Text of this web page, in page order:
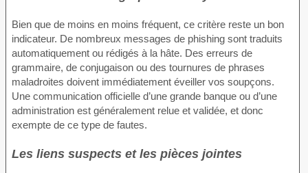
Bien que de moins en moins fréquent, ce critère reste un bon
indicateur. De nombreux messages de phishing sont traduits
automatiquement ou rédigés à la hâte. Des erreurs de
grammaire, de conjugaison ou des tournures de phrases
maladroites doivent immédiatement éveiller vos soupçons.
Une communication officielle d’une grande banque ou d’une
administration est généralement relue et validée, et donc
exempte de ce type de fautes.
Les liens suspects et les pièces jointes